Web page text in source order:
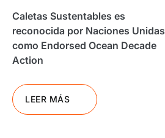
Caletas Sustentables es
reconocida por Naciones Unidas
como Endorsed Ocean Decade
Action
LEER MÁS